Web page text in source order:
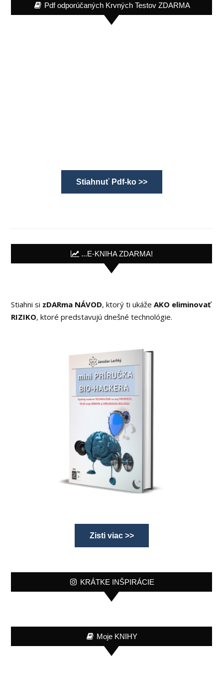
Pdf odporúčaných Krvných Testov ZDARMA
Stiahnuť Pdf-ko >>
...E-KNIHA ZDARMA!
Stiahni si zDARma NÁVOD, ktorý ti ukážeAKO eliminovať
RIZIKO, ktoré predstavujú dnešné technológie.
Zisti viac >>
KRÁTKE INŠPIRÁCIE
Moje KNIHY